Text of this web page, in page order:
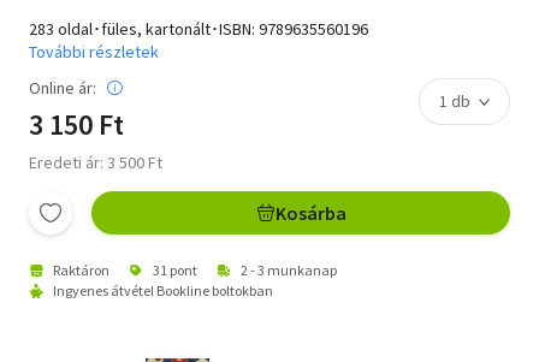
283 oldal･füles, kartonált･ISBN: 9789635560196
További részletek
Online ár:
3 150 Ft
Eredeti ár: 3 500 Ft
Kosárba
Raktáron 31 pont
2 - 3 munkanap
Ingyenes átvétel Bookline boltokban